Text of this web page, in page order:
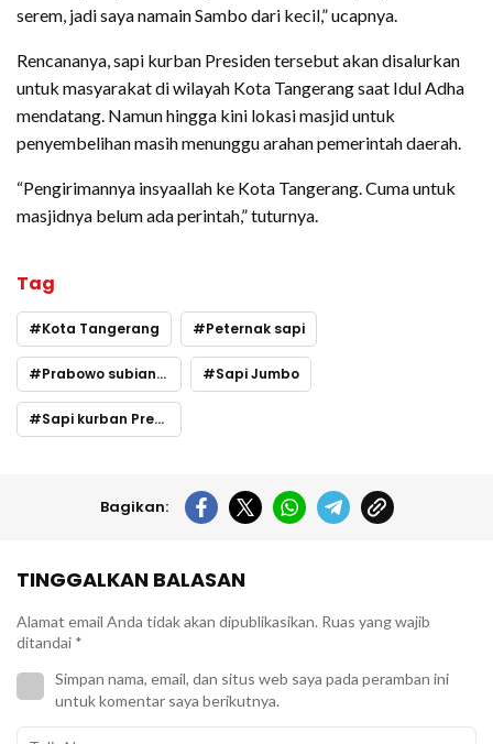
serem, jadi saya namain Sambo dari kecil,” ucapnya.
Rencananya, sapi kurban Presiden tersebut akan disalurkan
untuk masyarakat di wilayah Kota Tangerang saat Idul Adha
mendatang. Namun hingga kini lokasi masjid untuk
penyembelihan masih menunggu arahan pemerintah daerah.
“Pengirimannya insyaallah ke Kota Tangerang. Cuma untuk
masjidnya belum ada perintah,” tuturnya.
Tag
Kota Tangerang Peternak sapi
Prabowo subianto Sapi Jumbo
Sapi kurban Presiden Prabowo Subianto
Bagikan:
TINGGALKAN BALASAN
Alamat email Anda tidak akan dipublikasikan. Ruas yang wajib
ditandai *
Simpan nama, email, dan situs web saya pada peramban ini
untuk komentar saya berikutnya.